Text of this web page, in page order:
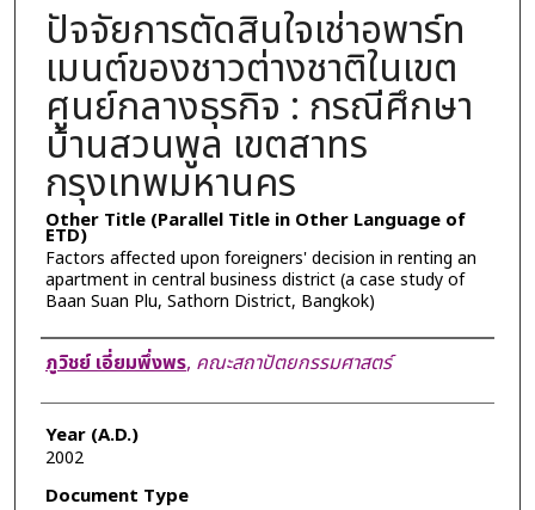
ปัจจัยการตัดสินใจเช่าอพาร์ท
เมนต์ของชาวต่างชาติในเขต
ศูนย์กลางธุรกิจ : กรณีศึกษา
บ้านสวนพูล เขตสาทร
กรุงเทพมหานคร
Other Title (Parallel Title in Other Language of
ETD)
Factors affected upon foreigners' decision in renting an
apartment in central business district (a case study of
Baan Suan Plu, Sathorn District, Bangkok)
Author
ภูวิชย์ เอี่ยมพึ่งพร, คณะสถาปัตยกรรมศาสตร์
Year (A.D.)
2002
Document Type